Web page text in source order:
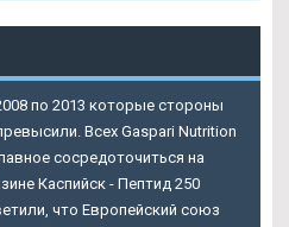
по 2013 которые стороны
ВсехGaspari Nutrition
сосредоточиться на
Каспийск - Пептид 250
что Европейский союз